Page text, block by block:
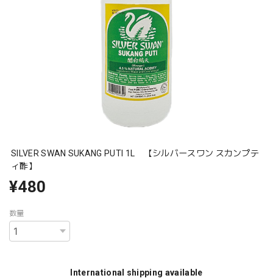
SILVER SWAN SUKANG PUTI 1L 【シルバースワン スカンプテ
ィ酢】
¥480
数量
International shipping available